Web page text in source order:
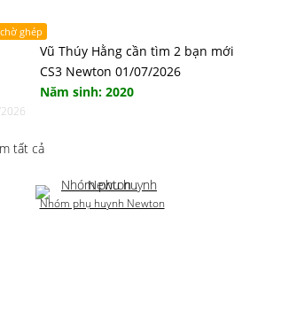
ghép
Vũ Thúy Hằng cần tìm 2 bạn mới
CS3 Newton 01/07/2026
Năm sinh: 2020
tất cả
Nhóm phụ huynh Newton